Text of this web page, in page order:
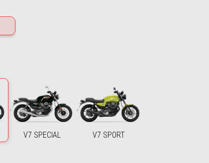
V7 SPECIAL V7 SPORT